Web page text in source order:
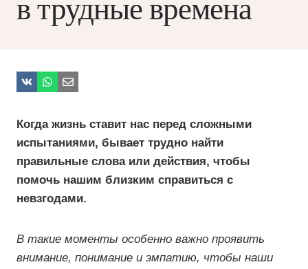
в трудные времена
Когда жизнь ставит нас перед сложными
испытаниями, бывает трудно найти
правильные слова или действия, чтобы
помочь нашим близким справиться с
невзгодами.
В такие моменты особенно важно проявить
внимание, понимание и эмпатию, чтобы наши